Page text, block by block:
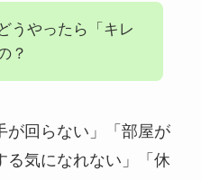
うやったら「キレ
？
が回らない」「部屋が
る気になれない」「休